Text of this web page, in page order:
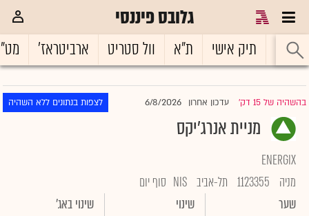
גלובס פיננסי
ראשי תיק אישי ת"א וול סטריט ארביטראז'
בהשהיה של 15 דק' |עדכון אחרון 6/8/2026 לצפות בנתונים ללא השהיה
מניית אנרג'יקס
ENERGIX
מניה
1123355 תל-אביב NIS סוף יום
שער
שינוי שינוי באג'